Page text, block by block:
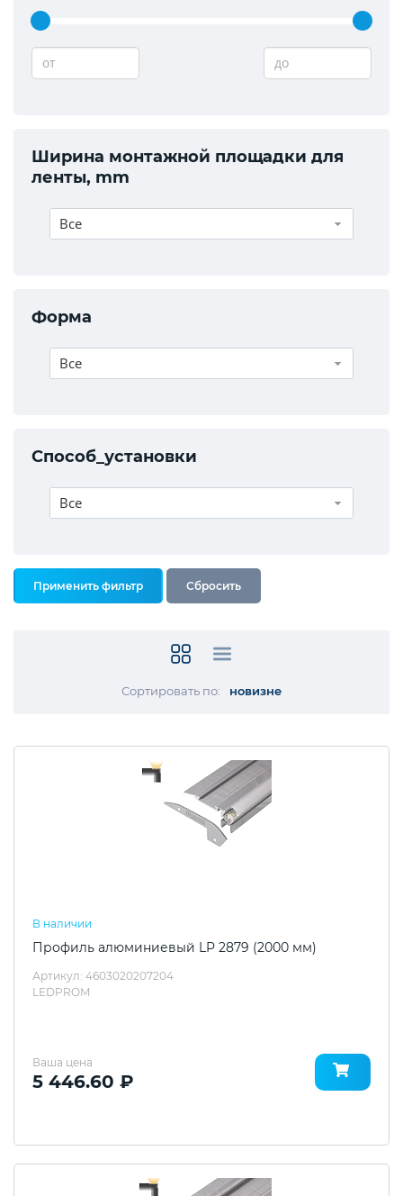
от до
Ширина монтажной площадки для
ленты, mm
Все
Форма
Все
Способ_установки
Все
Сортировать по: новизне
В наличии
Профиль алюминиевый LP 2879 (2000 мм)
Артикул: 4603020207204
LEDPROM
Ваша цена
5 446.60 ₽